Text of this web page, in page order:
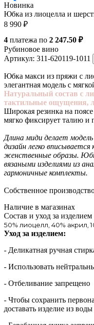
Новинка
Юбка из лиоцелла и
8 990 ₽
4 платежа по 2 247.50 ₽
Рубиновое вино
Артикул: 311-620119-1011
Юбка макси из пряжи с
элегантная модель с
Натуральный состав с
тактильные ощущения,
Широкая резинка на
мягко фиксирует талию и
Длина миди делает
дизайн легко вписывается
женственные образы.
вязаными изделиями из
гармоничные комплекты.
Собственное
Наличие в магазинах
Состав и уход за изделием
50% лиоцелл, 40% акрил,
Уход за изделием:
- Деликатная ручная
- Использовать
- Отбеливание запрещено
- Чтобы сохранить
доставать изделие из